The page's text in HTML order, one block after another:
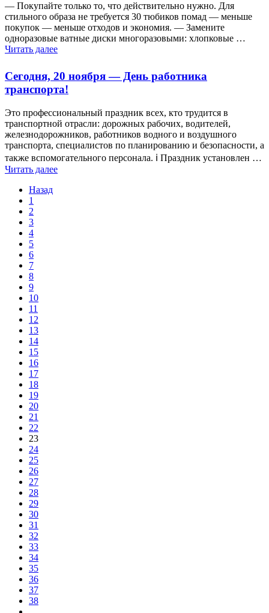
— Покупайте только то, что действительно нужно. Для
стильного образа не требуется 30 тюбиков помад — меньше
покупок — меньше отходов и экономия. — Замените
одноразовые ватные диски многоразовыми: хлопковые …
Читать далее
Сегодня, 20 ноября — День работника
транспорта!
Это профессиональный праздник всех, кто трудится в
транспортной отрасли: дорожных рабочих, водителей,
железнодорожников, работников водного и воздушного
транспорта, специалистов по планированию и безопасности, а
также вспомогательного персонала. ℹ️ Праздник установлен …
Читать далее
Назад
1
2
3
4
5
6
7
8
9
10
11
12
13
14
15
16
17
18
19
20
21
22
23
24
25
26
27
28
29
30
31
32
33
34
35
36
37
38